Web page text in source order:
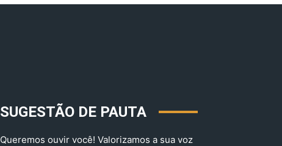
SUGESTÃO DE PAUTA
Queremos ouvir você! Valorizamos a sua voz